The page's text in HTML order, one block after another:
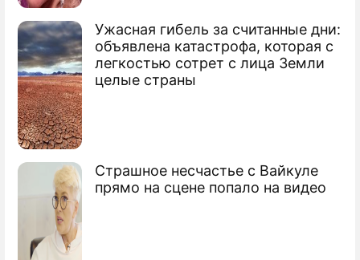
Ужасная гибель за считанные дни:
объявлена катастрофа, которая с
легкостью сотрет с лица Земли
целые страны
Страшное несчастье с Вайкуле
прямо на сцене попало на видео